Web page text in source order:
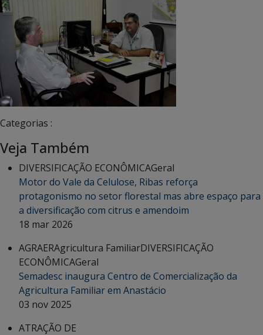
Categorias :
Veja Também
DIVERSIFICAÇÃO ECONÔMICAGeral
Motor do Vale da Celulose, Ribas reforça
protagonismo no setor florestal mas abre espaço para
a diversificação com citrus e amendoim
18 mar 2026
AGRAERAgricultura FamiliarDIVERSIFICAÇÃO
ECONÔMICAGeral
Semadesc inaugura Centro de Comercialização da
Agricultura Familiar em Anastácio
03 nov 2025
ATRAÇÃO DE